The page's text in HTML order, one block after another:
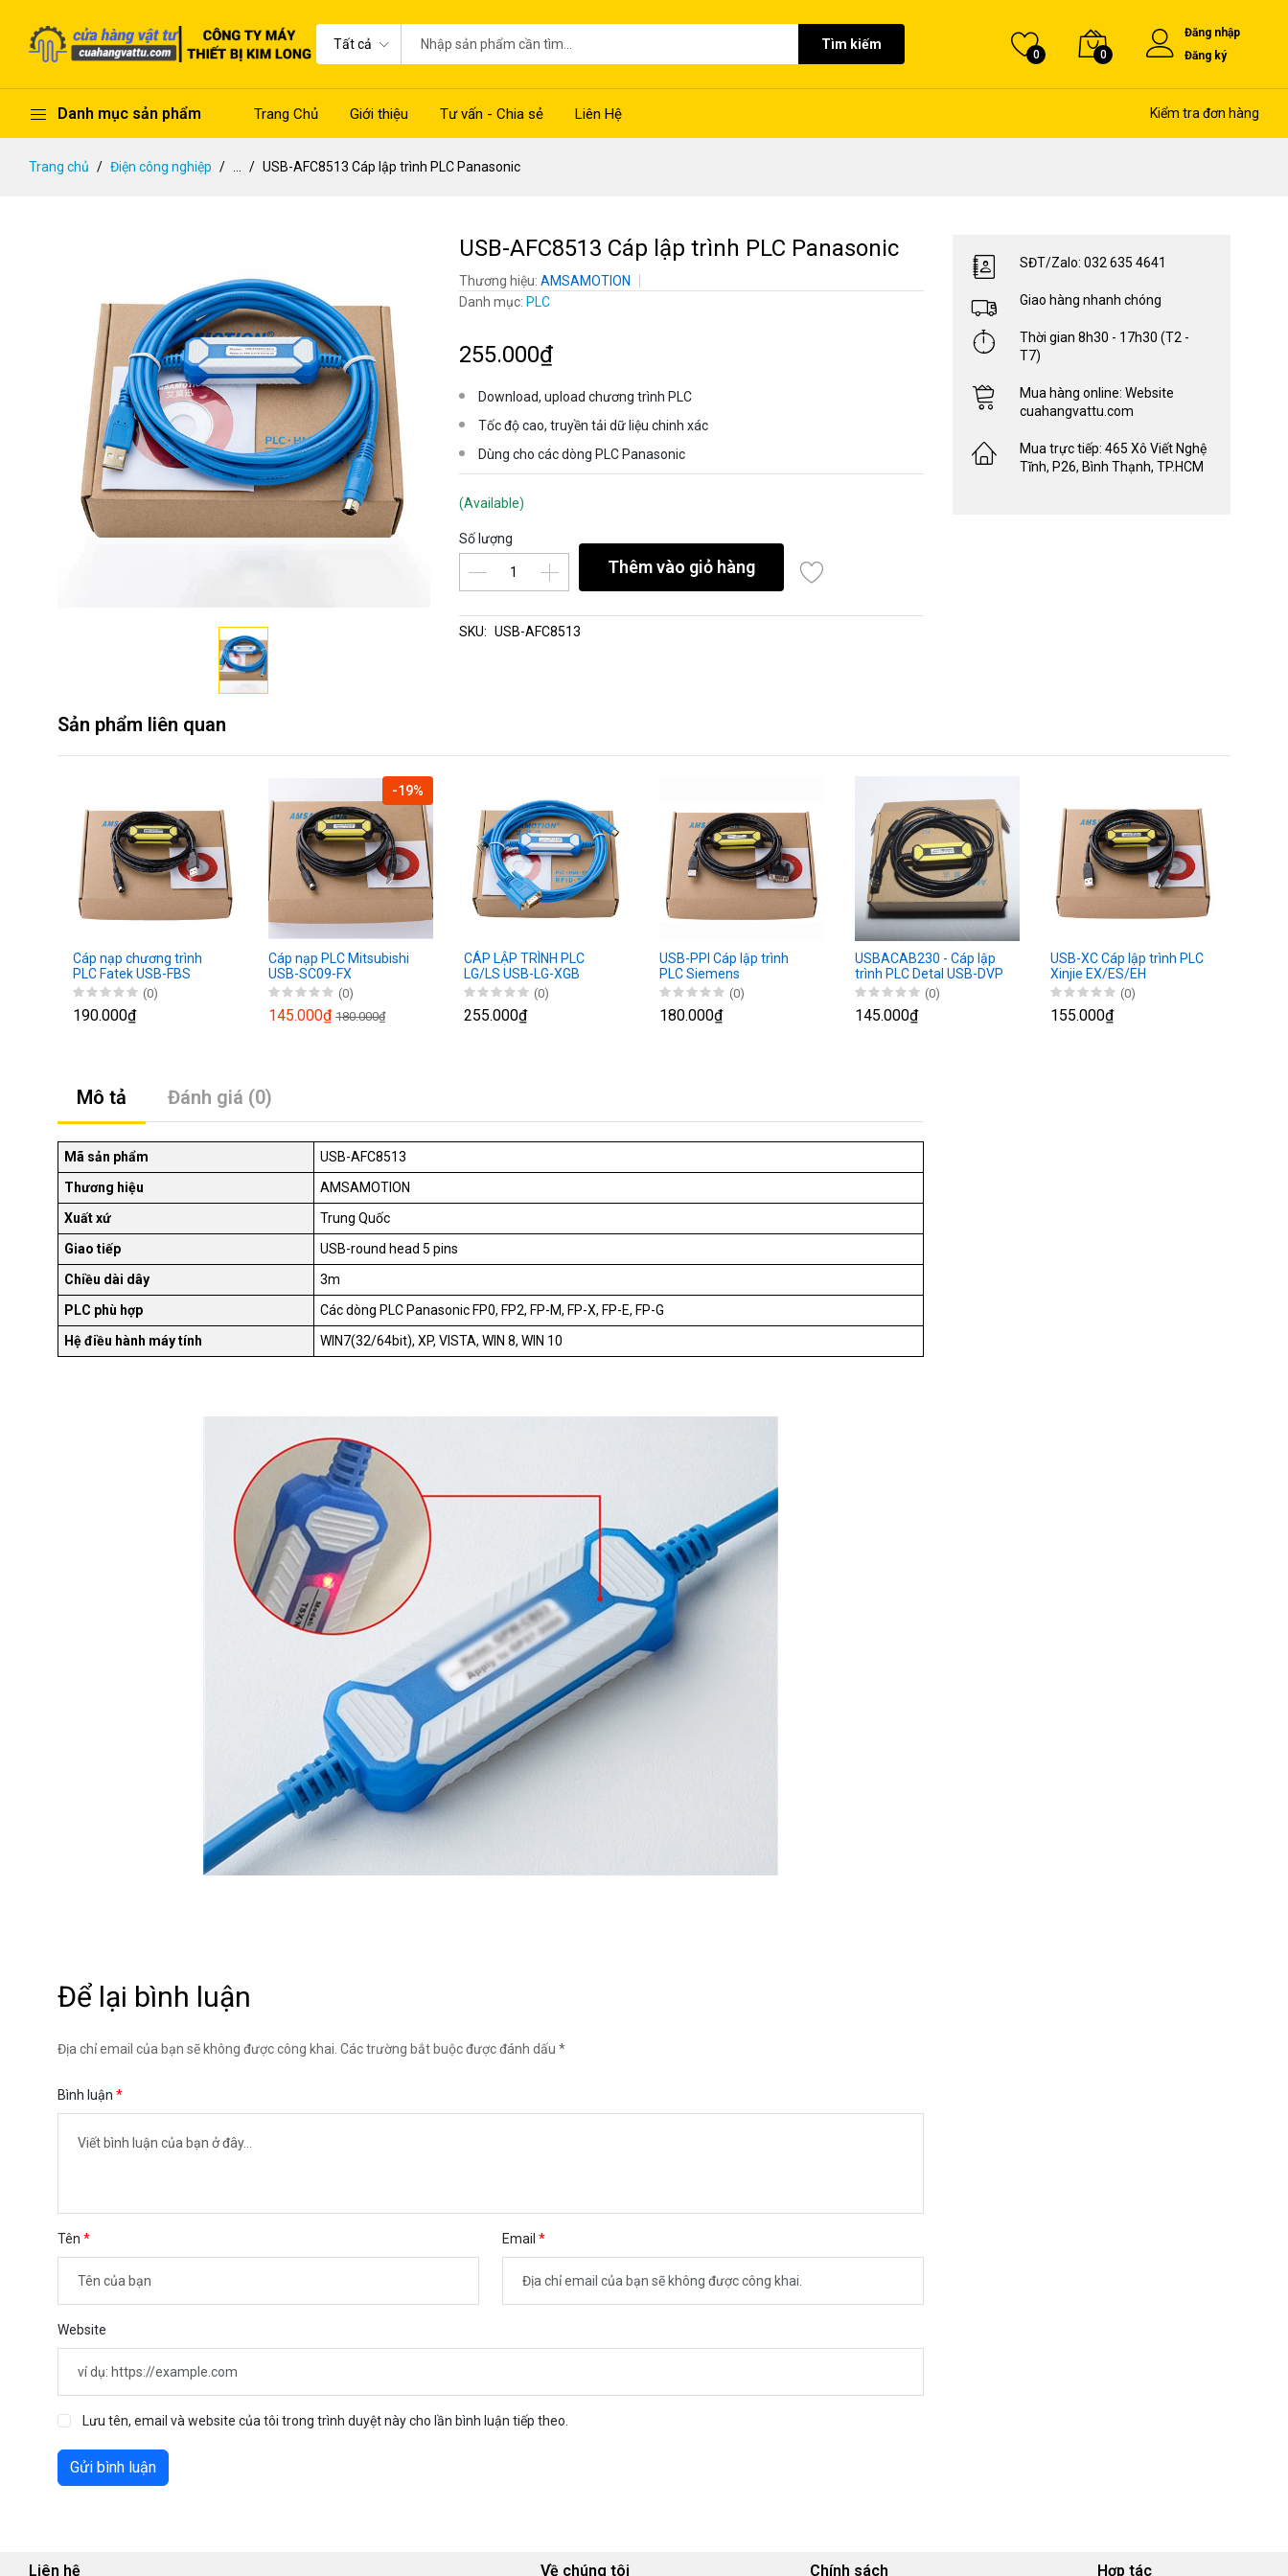
Tất cả Tìm kiếm
0 0
Đăng nhập
Đăng ký
Danh mục sản phẩm Trang Chủ Giới thiệu Tư vấn - Chia sẻ Liên Hệ Kiểm tra đơn hàng
Trang chủ Điện công nghiệp USB-AFC8513 Cáp lập trình PLC Panasonic
USB-AFC8513 Cáp lập trình PLC Panasonic
Thương hiệu: AMSAMOTION
Danh mục: PLC
255.000₫
Download, upload chương trình PLC
Tốc độ cao, truyền tải dữ liệu chinh xác
Dùng cho các dòng PLC Panasonic
(Available)
Số lượng
Thêm vào giỏ hàng
SKU: USB-AFC8513
SĐT/Zalo: 032 635 4641
Giao hàng nhanh chóng
Thời gian 8h30 - 17h30 (T2 -
T7)
Mua hàng online: Website
cuahangvattu.com
Mua trực tiếp: 465 Xô Viết Nghệ
Tĩnh, P26, Bình Thạnh, TP.HCM
Sản phẩm liên quan
Cáp nạp chương trình
PLC Fatek USB-FBS
(0)
190.000₫
-19%
Cáp nạp PLC Mitsubishi
USB-SC09-FX
(0)
145.000₫ 180.000₫
CÁP LẬP TRÌNH PLC
LG/LS USB-LG-XGB
(0)
255.000₫
USB-PPI Cáp lập trình
PLC Siemens
(0)
180.000₫
USBACAB230 - Cáp lập
trình PLC Detal USB-DVP
(0)
145.000₫
USB-XC Cáp lập trình PLC
Xinjie EX/ES/EH
(0)
155.000₫
Mô tả Đánh giá (0)
Mã sản phẩm
USB-AFC8513
Thương hiệu
AMSAMOTION
Xuất xứ
Trung Quốc
Giao tiếp
USB-round head 5 pins
Chiều dài dây
3m
PLC phù hợp
Các dòng PLC Panasonic FP0, FP2, FP-M, FP-X, FP-E, FP-G
Hệ điều hành máy tính
WIN7(32/64bit), XP, VISTA, WIN 8, WIN 10
Để lại bình luận
Địa chỉ email của bạn sẽ không được công khai. Các trường bắt buộc được đánh dấu *
Bình luận
Tên Email
Website
Lưu tên, email và website của tôi trong trình duyệt này cho lần bình luận tiếp theo.
Gửi bình luận
Liên hệ Về chúng tôi Chính sách Hợp tác